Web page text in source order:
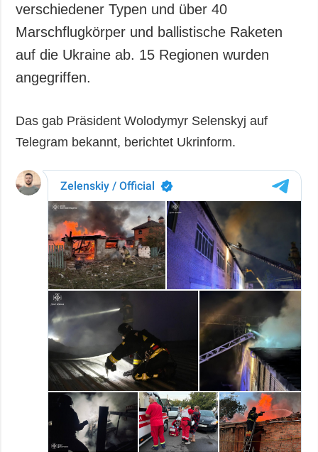
verschiedener Typen und über 40
Marschflugkörper und ballistische Raketen
auf die Ukraine ab. 15 Regionen wurden
angegriffen.
Das gab Präsident Wolodymyr Selenskyj auf
Telegram bekannt, berichtet Ukrinform.